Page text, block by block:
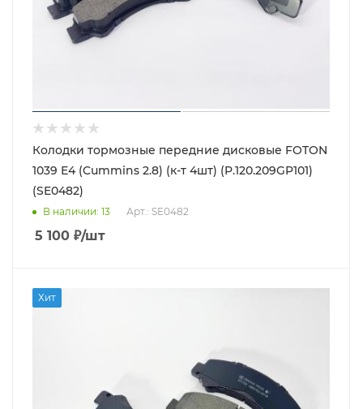
Колодки тормозные передние дисковые FOTON
1039 Е4 (Cummins 2.8) (к-т 4шт) (P.120.209GP101)
(SE0482)
В наличии: 13 Арт.: SE0482
5 100 ₽/шт
Хит